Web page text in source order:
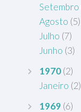
Setembro
Agosto (5)
Julho (7)
Junho (3)
1970 (2)
Janeiro (2)
1969 (6)